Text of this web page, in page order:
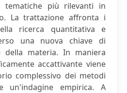
tematiche più rilevanti in
La trattazione affronta i
ricerca quantitativa e
una nuova chiave di
della materia. In maniera
accattivante viene
complessivo dei metodi
un'indagine empirica. A